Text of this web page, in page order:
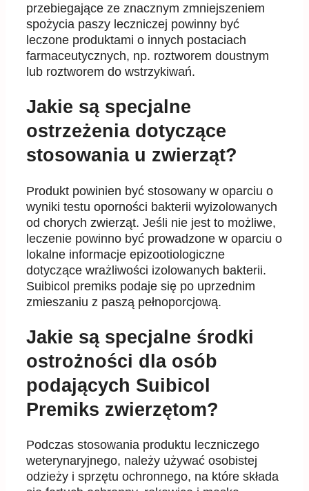
przebiegające ze znacznym zmniejszeniem
spożycia paszy leczniczej powinny być
leczone produktami o innych postaciach
farmaceutycznych, np. roztworem doustnym
lub roztworem do wstrzykiwań.
Jakie są specjalne
ostrzeżenia dotyczące
stosowania u zwierząt?
Produkt powinien być stosowany w oparciu o
wyniki testu oporności bakterii wyizolowanych
od chorych zwierząt. Jeśli nie jest to możliwe,
leczenie powinno być prowadzone w oparciu o
lokalne informacje epizootiologiczne
dotyczące wrażliwości izolowanych bakterii.
Suibicol premiks podaje się po uprzednim
zmieszaniu z paszą pełnoporcjową.
Jakie są specjalne środki
ostrożności dla osób
podających Suibicol
Premiks zwierzętom?
Podczas stosowania produktu leczniczego
weterynaryjnego, należy używać osobistej
odzieży i sprzętu ochronnego, na które składa